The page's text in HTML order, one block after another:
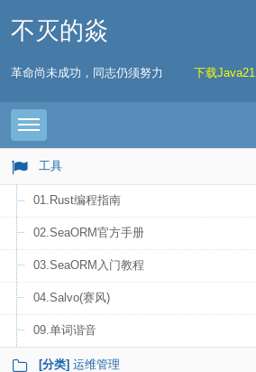
不灭的焱
革命尚未成功，同志仍须努力 下载Java21
Toggle navigation
工具
01.Rust编程指南
02.SeaORM官方手册
03.SeaORM入门教程
04.Salvo(赛风)
09.单词谐音
[分类] 运维管理